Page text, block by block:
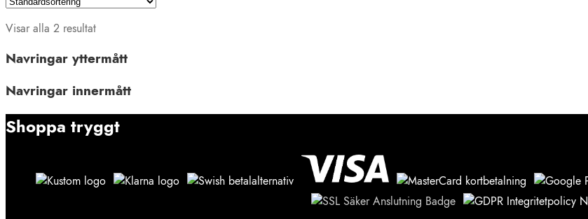
Visar alla 2 resultat
Navringar yttermått
Navringar innermått
Shoppa tryggt